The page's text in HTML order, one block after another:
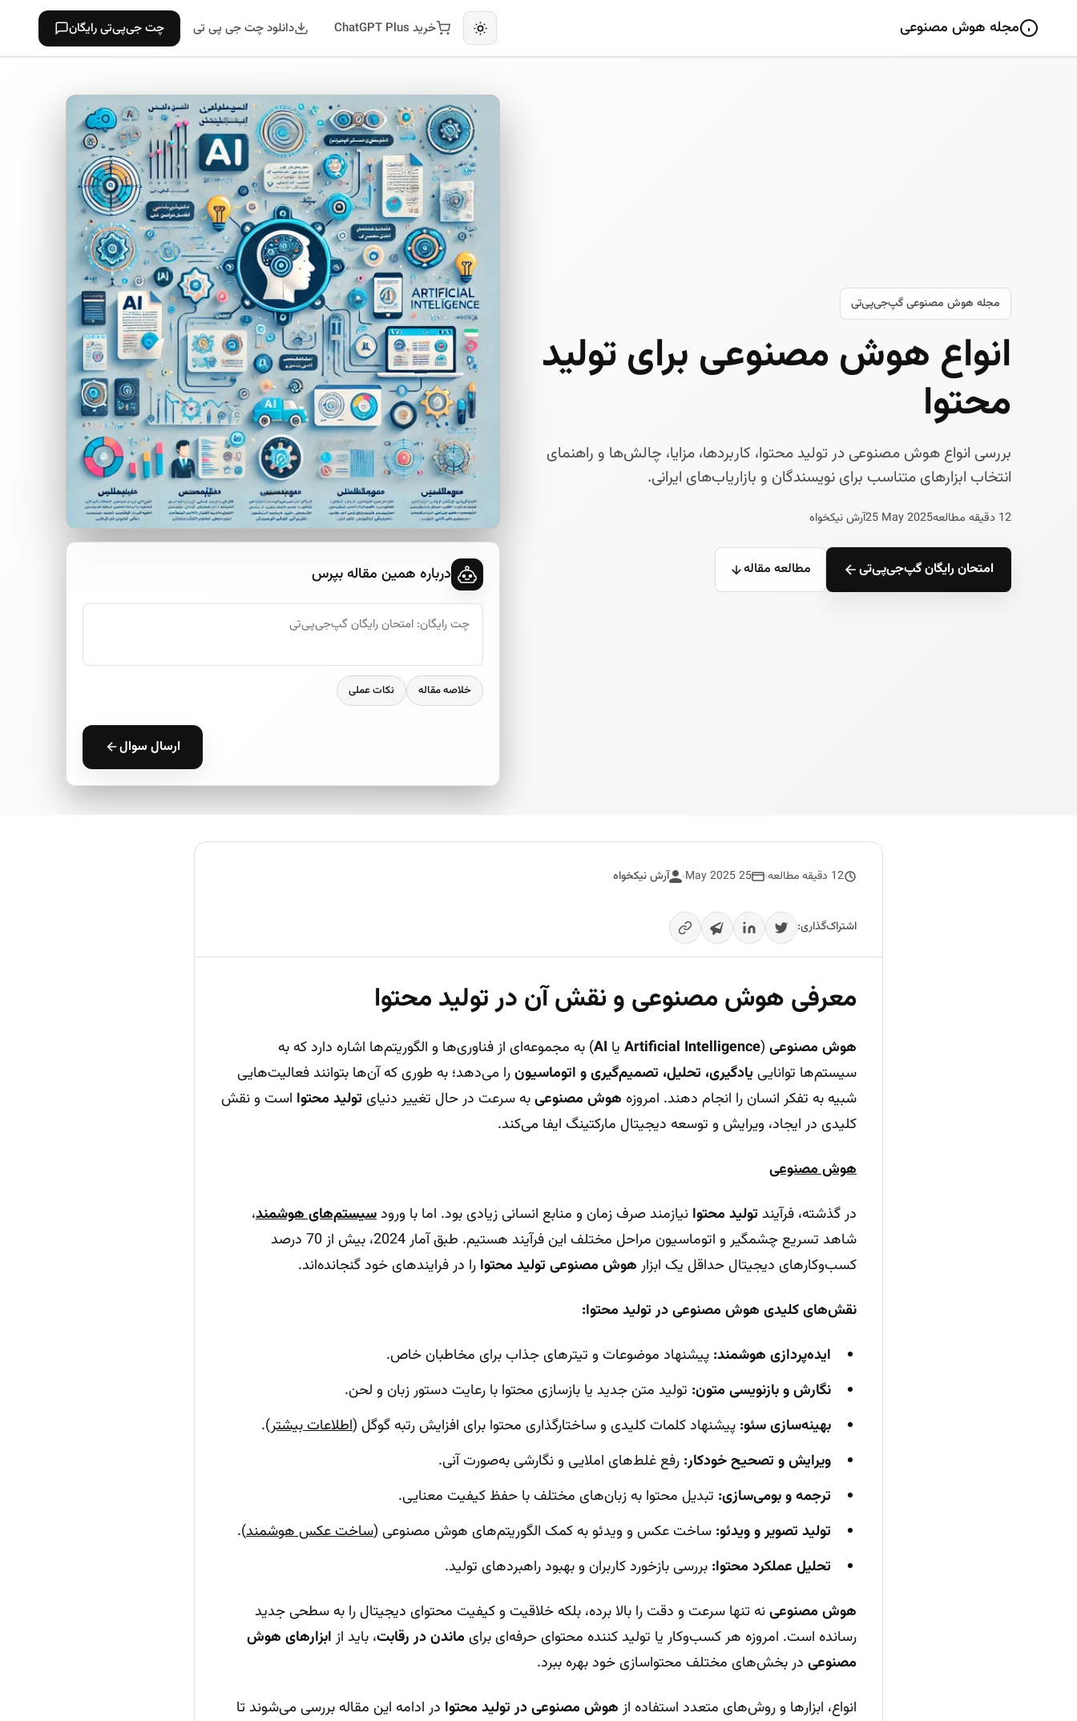
مجله هوش مصنوعی خرید ChatGPT Plus دانلود چت جی پی تی چت جی‌پی‌تی رایگان
مجله هوش مصنوعی گپ‌جی‌پی‌تی
انواع هوش مصنوعی برای تولید
محتوا
بررسی انواع هوش مصنوعی در تولید محتوا، کاربردها، مزایا، چالش‌ها و راهنمای
انتخاب ابزارهای متناسب برای نویسندگان و بازاریاب‌های ایرانی.
12 دقیقه مطالعه 25 May 2025آرش نیکخواه
امتحان رایگان گپ‌جی‌پی‌تی مطالعه مقاله درباره همین مقاله بپرس
خلاصه مقاله نکات عملی
ارسال سوال
12 دقیقه مطالعه 25 May 2025 آرش نیکخواه
اشتراک‌گذاری:
معرفی هوش مصنوعی و نقش آن در تولید محتوا
هوش مصنوعی (
Artificial Intelligence یا AI) به مجموعه‌ای از فناوری‌ها و الگوریتم‌ها اشاره دارد که به
سیستم‌ها توانایی یادگیری، تحلیل، تصمیم‌گیری و اتوماسیونرا می‌دهد؛ به طوری که آن‌ها بتوانند فعالیت‌هایی
شبیه به تفکر انسان را انجام دهند. امروزه هوش مصنوعیبه سرعت در حال تغییر دنیای تولید محتوا است و نقش
کلیدی در ایجاد، ویرایش و توسعه دیجیتال مارکتینگ ایفا می‌کند.
هوش مصنوعی
در گذشته، فرآیند تولید محتوا نیازمند صرف زمان و منابع انسانی زیادی بود. اما با ورودسیستم‌های هوشمند،
شاهد تسریع چشمگیر و اتوماسیون مراحل مختلف این فرآیند هستیم. طبق آمار 2024، بیش از 70 درصد
کسب‌وکارهای دیجیتال حداقل یک ابزار هوش مصنوعی تولید محتوا را در فرایندهای خود گنجانده‌اند.
نقش‌های کلیدی هوش مصنوعی در تولید محتوا:
ایده‌پردازی هوشمند: پیشنهاد موضوعات و تیترهای جذاب برای مخاطبان خاص.
نگارش و بازنویسی متون: تولید متن جدید یا بازسازی محتوا با رعایت دستور زبان و لحن.
بهینه‌سازی سئو: پیشنهاد کلمات کلیدی و ساختارگذاری محتوا برای افزایش رتبه گوگل (اطلاعات بیشتر).
ویرایش و تصحیح خودکار: رفع غلط‌های املایی و نگارشی به‌صورت آنی.
ترجمه و بومی‌سازی: تبدیل محتوا به زبان‌های مختلف با حفظ کیفیت معنایی.
تولید تصویر و ویدئو: ساخت عکس و ویدئو به کمک الگوریتم‌های هوش مصنوعی (ساخت عکس هوشمند).
تحلیل عملکرد محتوا: بررسی بازخورد کاربران و بهبود راهبردهای تولید.
هوش مصنوعینه تنها سرعت و دقت را بالا برده، بلکه خلاقیت و کیفیت محتوای دیجیتال را به سطحی جدید
رسانده است. امروزه هر کسب‌وکار یا تولید کننده محتوای حرفه‌ای برای ماندن در رقابت، باید از ابزارهای هوش
مصنوعی در بخش‌های مختلف محتواسازی خود بهره ببرد.
انواع، ابزارها و روش‌های متعدد استفاده از هوش مصنوعی در تولید محتوا در ادامه این مقاله بررسی می‌شوند تا